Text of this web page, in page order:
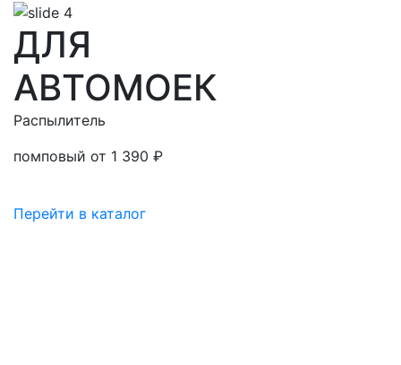
ДЛЯ
АВТОМОЕК
Распылитель
помповый от 1 390 ₽
Перейти в каталог